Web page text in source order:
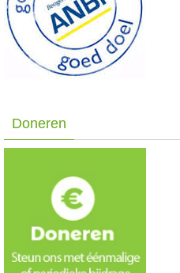
Doneren